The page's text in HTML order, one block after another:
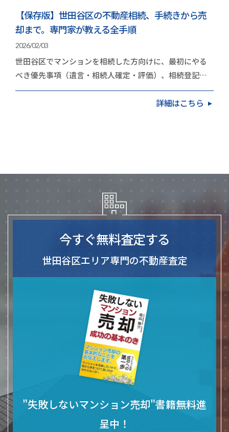
【保存版】世田谷区の不動産相続、手続きから売
却まで。専門家が教える全手順
2026/02/03
世田谷区でマンションを相続した方向けに、最初にやる
べき優先事項（遺言・相続人確定・評価）、相続登記
（2024年4月の義務化）、売却か保有かの判断基準、
詳細はこちら
今すぐ無料査定する
世田谷区エリア専門の不動産査定
"失敗しないマンション売却"書籍無料進
呈中！